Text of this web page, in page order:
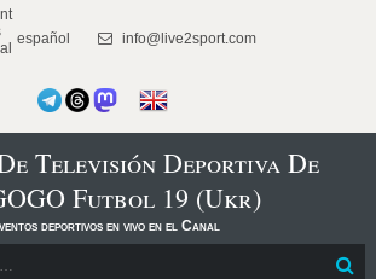
español info@live2sport.com
Televisión Deportiva De
Futbol 19 (Ukr)
deportivos en vivo en el Canal